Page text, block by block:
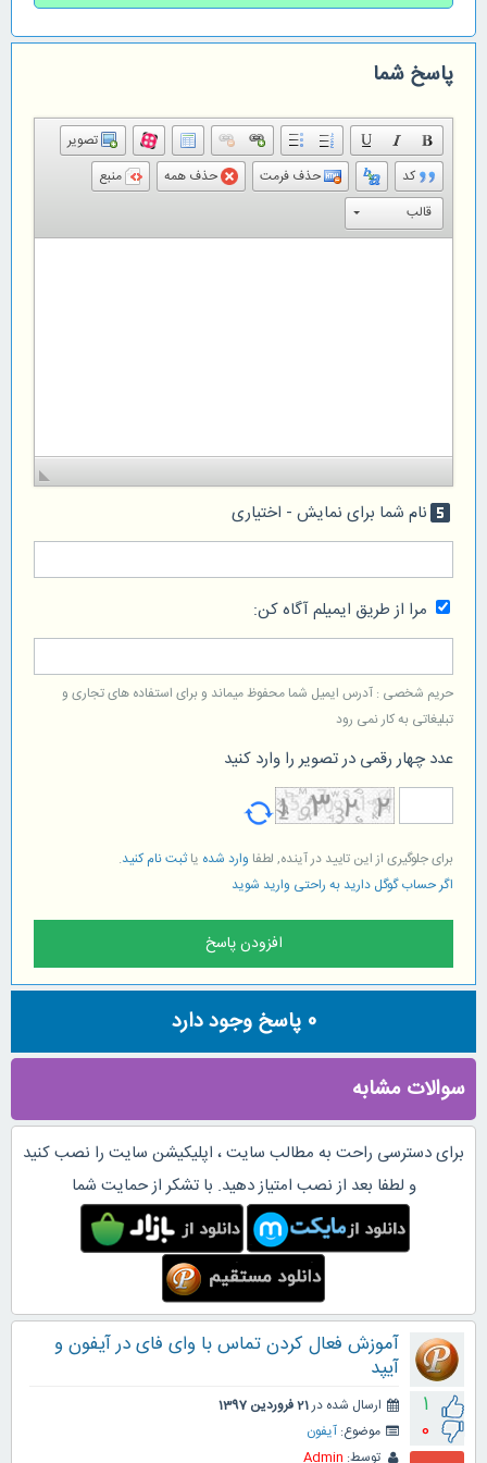
پاسخ شما
تصویر
کد
حذف فرمت حذف همه
منبع
قالب
looks_5نام شما برای نمایش - اختیاری
مرا از طریق ایمیلم آگاه کن:
حریم شخصی : آدرس ایمیل شما محفوظ میماند و برای استفاده های تجاری و
تبلیغاتی به کار نمی رود
عدد چهار رقمی در تصویر را وارد کنید
برای جلوگیری از این تایید در آینده, لطفا وارد شده یاثبت نام کنید.
اگر حساب گوگل دارید به راحتی وارید شوید
0 پاسخ وجود دارد
سوالات مشابه
برای دسترسی راحت به مطالب سایت ، اپلیکیشن سایت را نصب کنید
و لطفا بعد از نصب امتیاز دهید. با تشکر از حمایت شما
1
0
آموزش فعال کردن تماس با وای فای در آیفون و
آیپد
ارسال شده در21 فروردین 1397
موضوع: آیفون
توسط: Admin